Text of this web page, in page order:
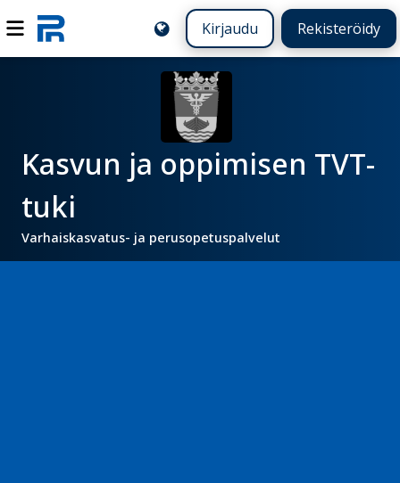
Kirjaudu Rekisteröidy
Kasvun ja oppimisen TVT-
tuki
Varhaiskasvatus- ja perusopetuspalvelut